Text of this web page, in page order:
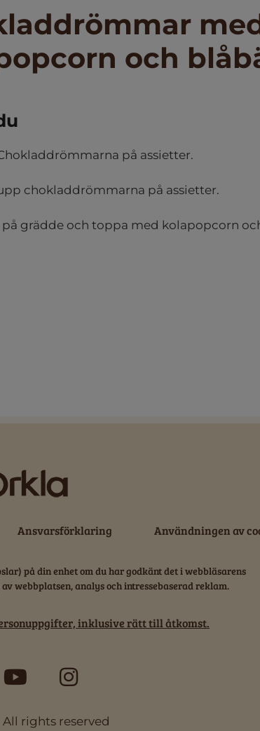
och
på assietter.
chokladdrömmarna på assietter.
på grädde och toppa med kolapopcorn
Ansvarsförklaring Användningen av
på din enhet om du har godkänt det i webbläsarens
webbplatsen, analys och intressebaserad reklam.
inklusive rätt till åtkomst.
Y
o
I
n
rights reserved